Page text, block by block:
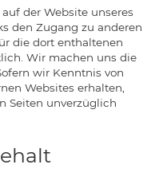
der Website unseres
den Zugang zu anderen
die dort enthaltenen
Wir machen uns die
wir Kenntnis von
Websites erhalten,
Seiten unverzüglich